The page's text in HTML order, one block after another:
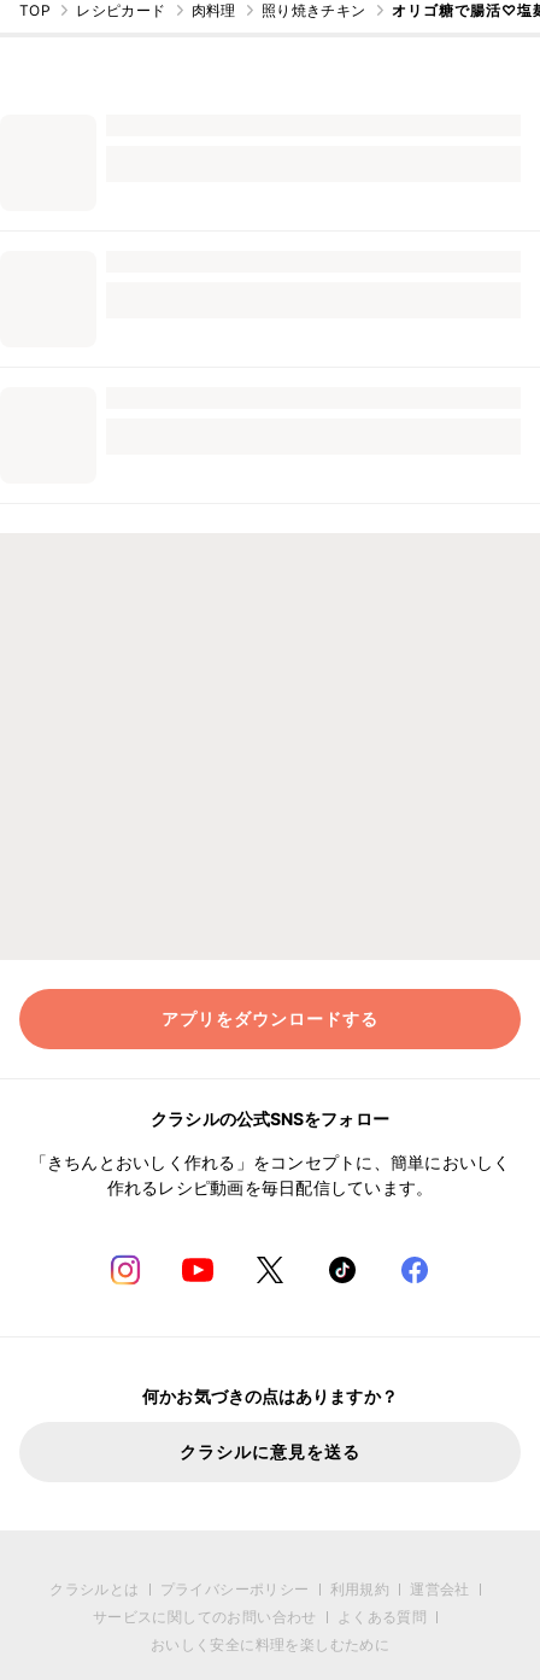
TOP レシピカード 肉料理 照り焼きチキン オリゴ糖で腸活♡塩
アプリをダウンロードする
クラシルの公式SNSをフォロー
「きちんとおいしく作れる」をコンセプトに、簡単においしく
作れるレシピ動画を毎日配信しています。
何かお気づきの点はありますか？
クラシルに意見を送る
クラシルとは プライバシーポリシー 利用規約
運営会社
サービスに関してのお問い合わせ
よくある質問
おいしく安全に料理を楽しむために